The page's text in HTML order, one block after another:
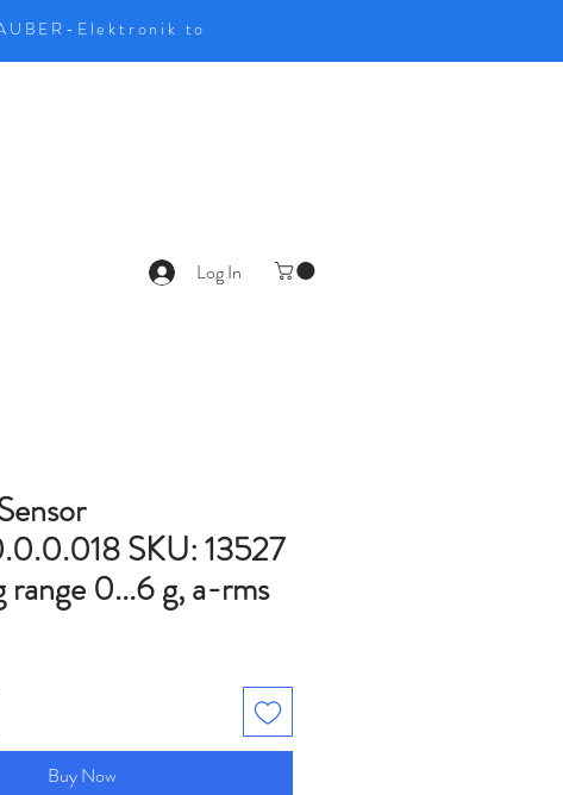
Elektronik to
Log In
SKU: 13527
range 0...6 g, a-rms
Buy Now